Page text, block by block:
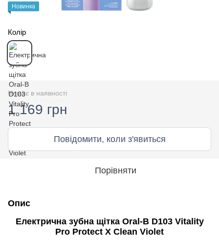
Новинка
Колір
Немає в наявності
1 169 грн
Повідомити, коли з'явиться
Порівняти
Опис
Електрична зубна щітка Oral-B D103 Vitality
Pro Protect X Clean Violet